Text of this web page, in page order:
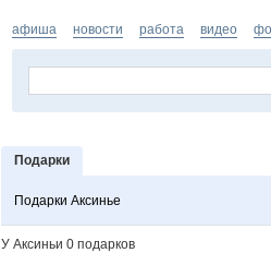
афиша новости работа видео
Подарки
Подарки Аксинье
У Аксиньи 0 подарков